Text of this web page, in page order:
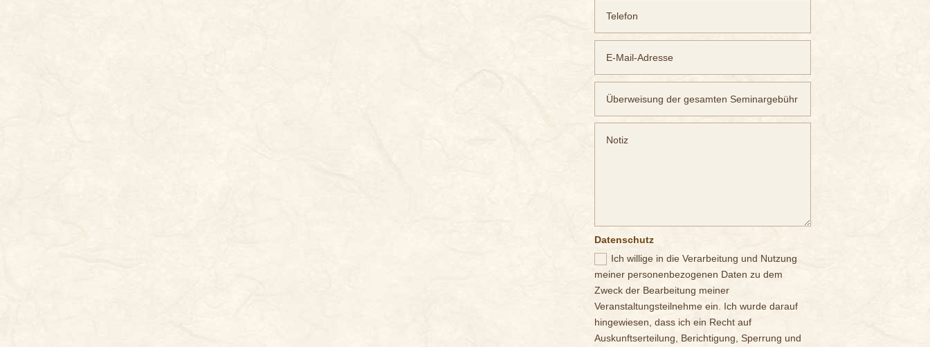
Datenschutz
Ich willige in die Verarbeitung und Nutzung
meiner personenbezogenen Daten zu dem
Zweck der Bearbeitung meiner
Veranstaltungsteilnehme ein. Ich wurde darauf
hingewiesen, dass ich ein Recht auf
Auskunftserteilung, Berichtigung, Sperrung und